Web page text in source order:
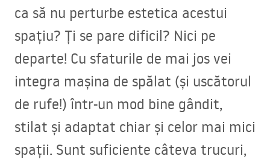
ca să nu perturbe estetica acestui
spațiu? Ți se pare dificil? Nici pe
departe! Cu sfaturile de mai jos vei
integra mașina de spălat (și uscătorul
de rufe!) într-un mod bine gândit,
stilat și adaptat chiar și celor mai mici
spații. Sunt suficiente câteva trucuri,